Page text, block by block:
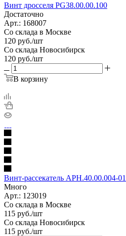
Винт дросселя PG38.00.00.100
Достаточно
Арт.: 168007
Со склада в Москве
120 руб./шт
Со склада Новосибирск
120 руб./шт
В корзину
Винт-рассекатель АРН.40.00.004-01
Много
Арт.: 123019
Со склада в Москве
115 руб./шт
Со склада Новосибирск
115 руб./шт